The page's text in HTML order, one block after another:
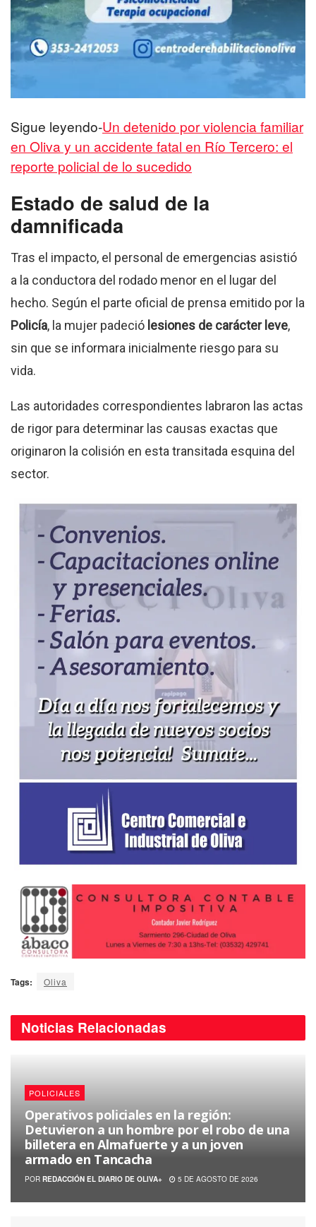
Sigue leyendo-Un detenido por violencia familiar
en Oliva y un accidente fatal en Río Tercero: el
reporte policial de lo sucedido
Estado de salud de la
damnificada
Tras el impacto, el personal de emergencias asistió
a la conductora del rodado menor en el lugar del
hecho. Según el parte oficial de prensa emitido por la
Policía, la mujer padeció lesiones de carácter leve,
sin que se informara inicialmente riesgo para su
vida.
Las autoridades correspondientes labraron las actas
de rigor para determinar las causas exactas que
originaron la colisión en esta transitada esquina del
sector.
Tags: Oliva
Noticias Relacionadas
POLICIALES
Operativos policiales en la región:
Detuvieron a un hombre por el robo de una
billetera en Almafuerte y a un joven
armado en Tancacha
POR REDACCIÓN EL DIARIO DE OLIVA+ 5 DE AGOSTO DE 2026